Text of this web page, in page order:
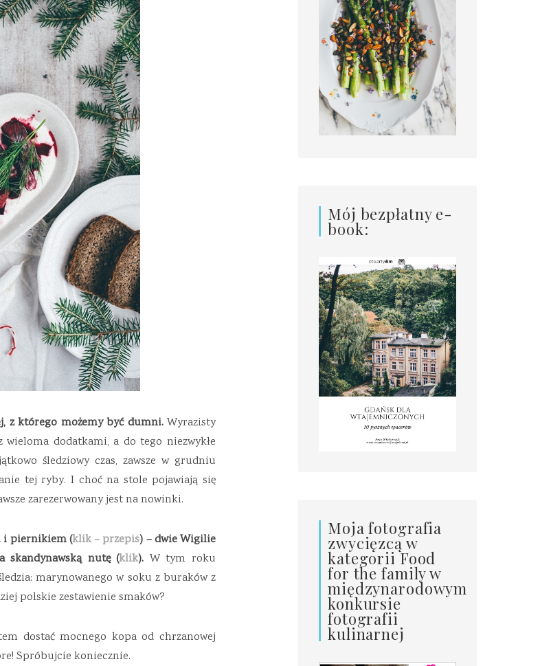
z którego możemy być dumni.Wyrazisty
dodatkami, a do tego niezwykłe
śledziowy czas, zawsze w grudniu
tej ryby. I choć na stole pojawiają się
zarezerwowany jest na nowinki.
i piernikiem (klik – przepis) – dwie Wigilie
skandynawską nutę (klik). W tym roku
marynowanego w soku z buraków z
polskie zestawienie smaków?
dostać mocnego kopa od chrzanowej
Spróbujcie koniecznie.
Mój bezpłatny e-
book:
Moja fotografia
zwycięzcą w
kategorii Food
for the family w
międzynarodowym
konkursie
fotografii
kulinarnej